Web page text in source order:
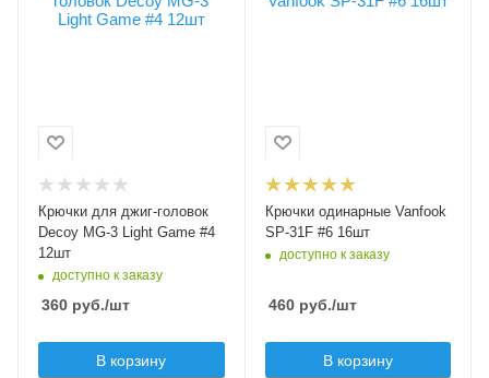
Game
12
черный
Бородка
с бородкой
Крючки для джиг-головок
Decoy MG-3 Light Game #4
12шт
доступно к заказу
360 руб./шт
В корзину
Цвет крючка
Бородка
безбородые
Крючки одинарные Vanfook
SP-31F #6 16шт
доступно к заказу
460руб./шт
В корзину